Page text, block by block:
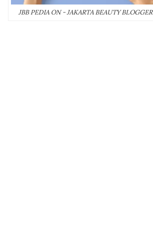
JBB PEDIA ON - JAKARTA BEAUTY BLOGGER